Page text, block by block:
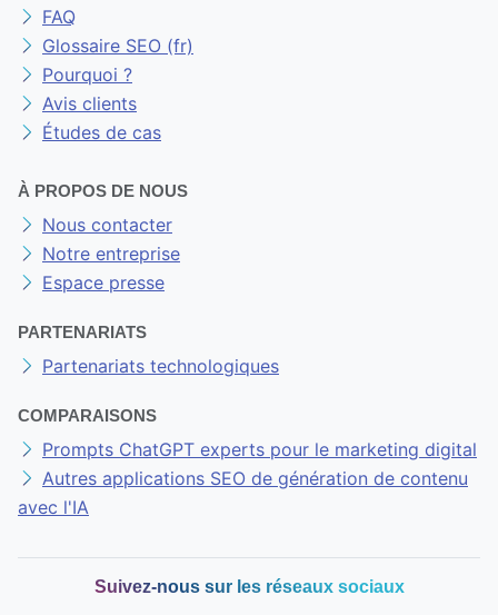
FAQ
Glossaire SEO (fr)
Pourquoi ?
Avis clients
Études de cas
À PROPOS DE NOUS
Nous contacter
Notre entreprise
Espace presse
PARTENARIATS
Partenariats technologiques
COMPARAISONS
Prompts ChatGPT experts pour le marketing digital
Autres applications SEO de génération de contenu
avec l'IA
Suivez-nous sur les réseaux sociaux